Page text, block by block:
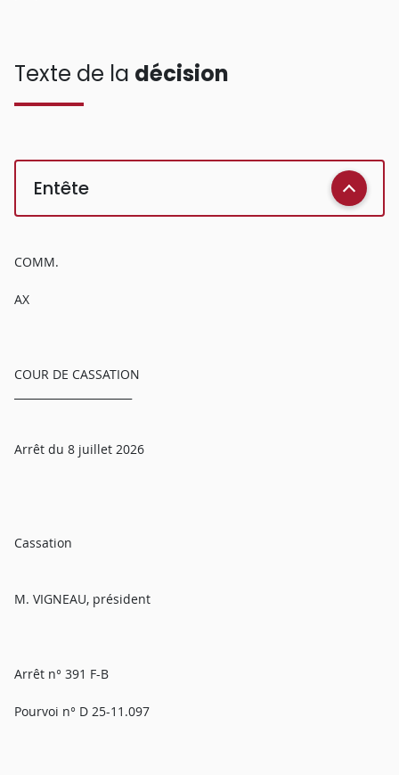
Texte de la décision
Entête
COMM.
AX
COUR DE CASSATION
Arrêt du 8 juillet 2026
Cassation
M. VIGNEAU, président
Arrêt n° 391 F-B
Pourvoi n° D 25-11.097